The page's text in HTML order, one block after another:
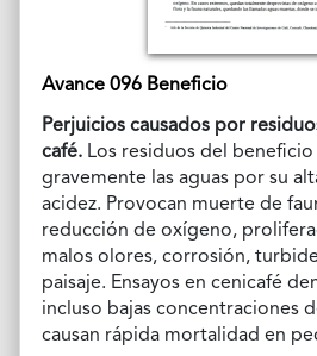
Avance 096 Beneficio
Perjuicios causados por
café.Los residuos del beneficio
gravemente las aguas por su
acidez. Provocan muerte de
reducción de oxígeno,
malos olores, corrosión,
paisaje. Ensayos en cenicafé
incluso bajas concentraciones
causan rápida mortalidad en